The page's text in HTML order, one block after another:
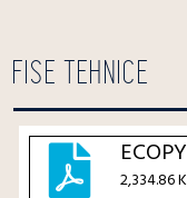
FISE TEHNICE
2,334.86